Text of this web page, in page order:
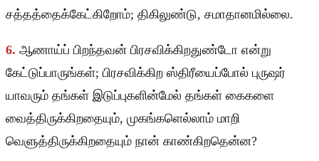
சத்தத்தைக்கேட்கிறோம்; திகிலுண்டு, சமாதானமில்லை.
6. ஆணாய்ப் பிறந்தவன் பிரசவிக்கிறதுண்டோ என்று
கேட்டுப்பாருங்கள்; பிரசவிக்கிற ஸ்திரீயைப்போல் புருஷர்
யாவரும் தங்கள் இடுப்புகளின்மேல் தங்கள் கைகளை
வைத்திருக்கிறதையும், முகங்களெல்லாம் மாறி
வெளுத்திருக்கிறதையும் நான் காண்கிறதென்ன?